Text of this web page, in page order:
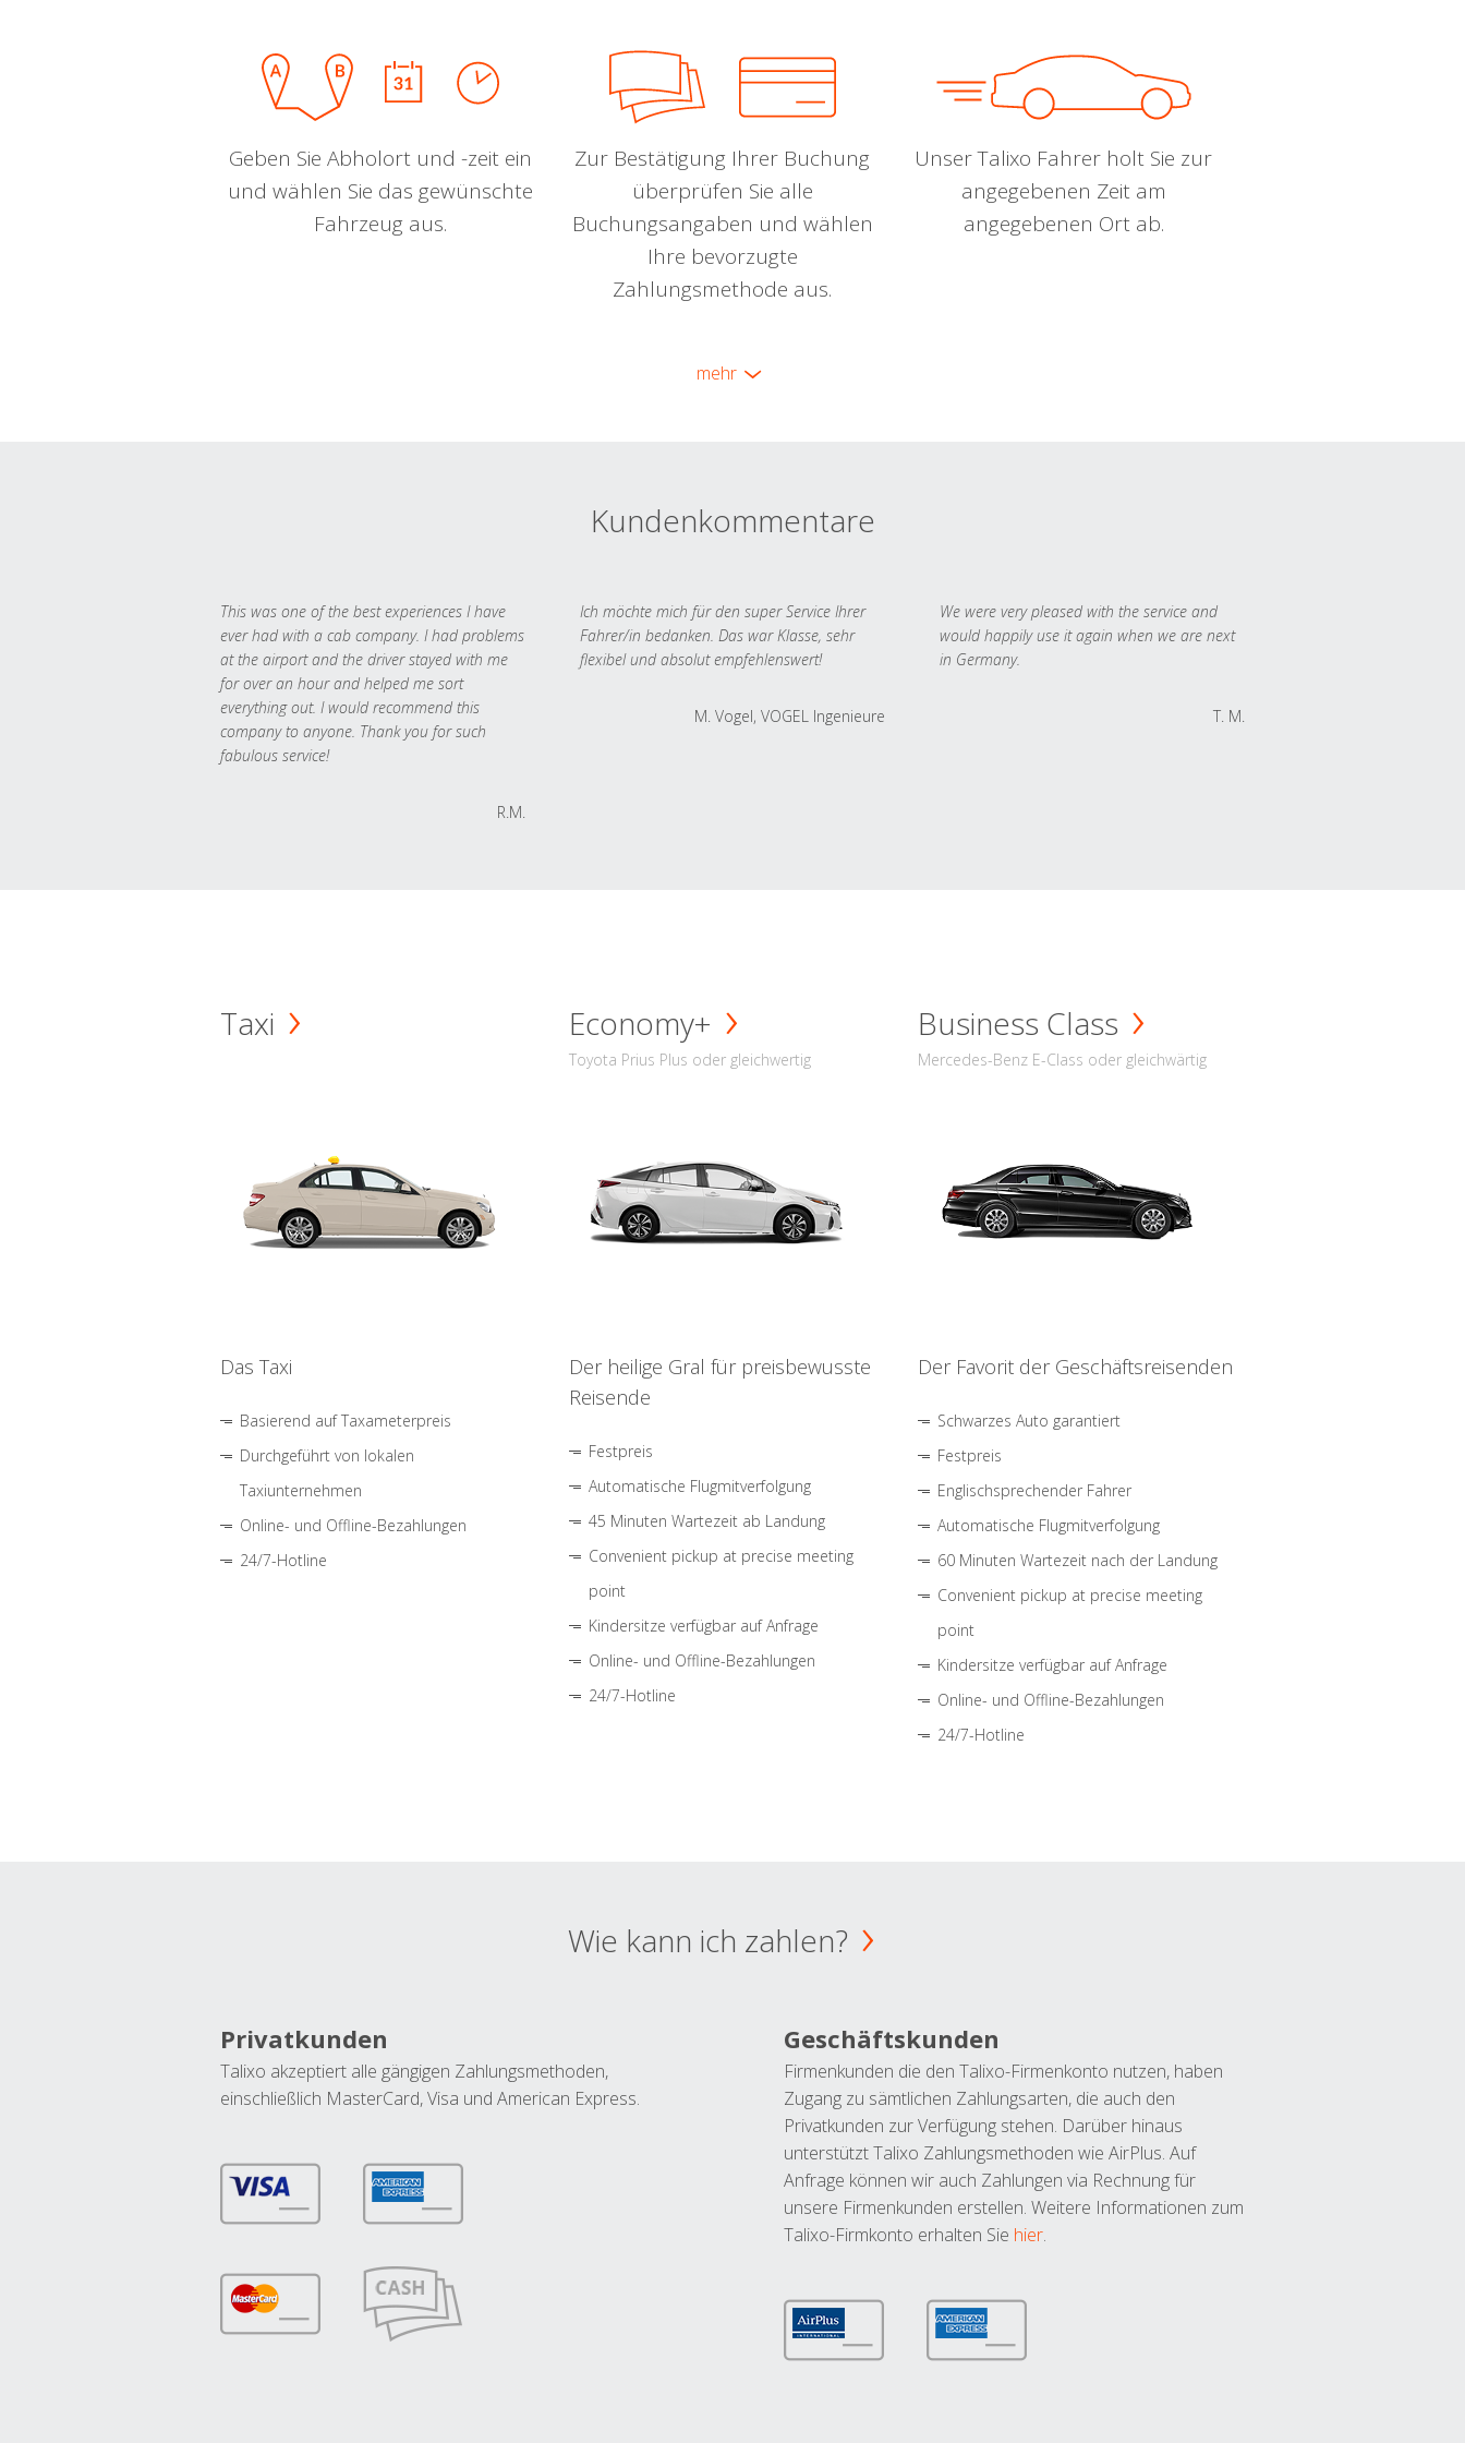
Geben Sie Abholort und -zeit ein
und wählen Sie das gewünschte
Fahrzeug aus.
Zur Bestätigung Ihrer Buchung
überprüfen Sie alle
Buchungsangaben und wählen
Ihre bevorzugte
Zahlungsmethode aus.
Unser Talixo Fahrer holt Sie zur
angegebenen Zeit am
angegebenen Ort ab.
mehr
Kundenkommentare
This was one of the best experiences I have
ever had with a cab company. I had problems
at the airport and the driver stayed with me
for over an hour and helped me sort
everything out. I would recommend this
company to anyone. Thank you for such
fabulous service!
R.M.
Ich möchte mich für den super Service Ihrer
Fahrer/in bedanken. Das war Klasse, sehr
flexibel und absolut empfehlenswert!
M. Vogel, VOGEL Ingenieure
We were very pleased with the service and
would happily use it again when we are next
in Germany.
T. M.
Taxi
Das Taxi
Basierend auf Taxameterpreis
Durchgeführt von lokalen
Taxiunternehmen
Online- und Offline-Bezahlungen
24/7-Hotline
Economy+
Toyota Prius Plus oder gleichwertig
Der heilige Gral für preisbewusste
Reisende
Festpreis
Automatische Flugmitverfolgung
45 Minuten Wartezeit ab Landung
Convenient pickup at precise meeting
point
Kindersitze verfügbar auf Anfrage
Online- und Offline-Bezahlungen
24/7-Hotline
Business Class
Mercedes-Benz E-Class oder gleichwärtig
Der Favorit der Geschäftsreisenden
Schwarzes Auto garantiert
Festpreis
Englischsprechender Fahrer
Automatische Flugmitverfolgung
60 Minuten Wartezeit nach der Landung
Convenient pickup at precise meeting
point
Kindersitze verfügbar auf Anfrage
Online- und Offline-Bezahlungen
24/7-Hotline
Wie kann ich zahlen?
Privatkunden
Talixo akzeptiert alle gängigen Zahlungsmethoden,
einschließlich MasterCard, Visa und American Express.
Geschäftskunden
Firmenkunden die den Talixo-Firmenkonto nutzen, haben
Zugang zu sämtlichen Zahlungsarten, die auch den
Privatkunden zur Verfügung stehen. Darüber hinaus
unterstützt Talixo Zahlungsmethoden wie AirPlus. Auf
Anfrage können wir auch Zahlungen via Rechnung für
unsere Firmenkunden erstellen. Weitere Informationen zum
Talixo-Firmkonto erhalten Sie hier.